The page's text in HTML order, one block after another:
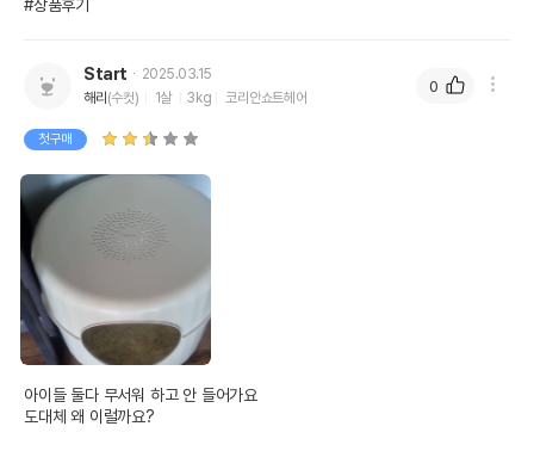
#상품후기
Start
2025.03.15
해리 (수컷) 1살 3kg 코리안쇼트헤어
첫구매
아이들 둘다 무서워 하고 안 들어가요
도대체 왜 이럴까요?
0